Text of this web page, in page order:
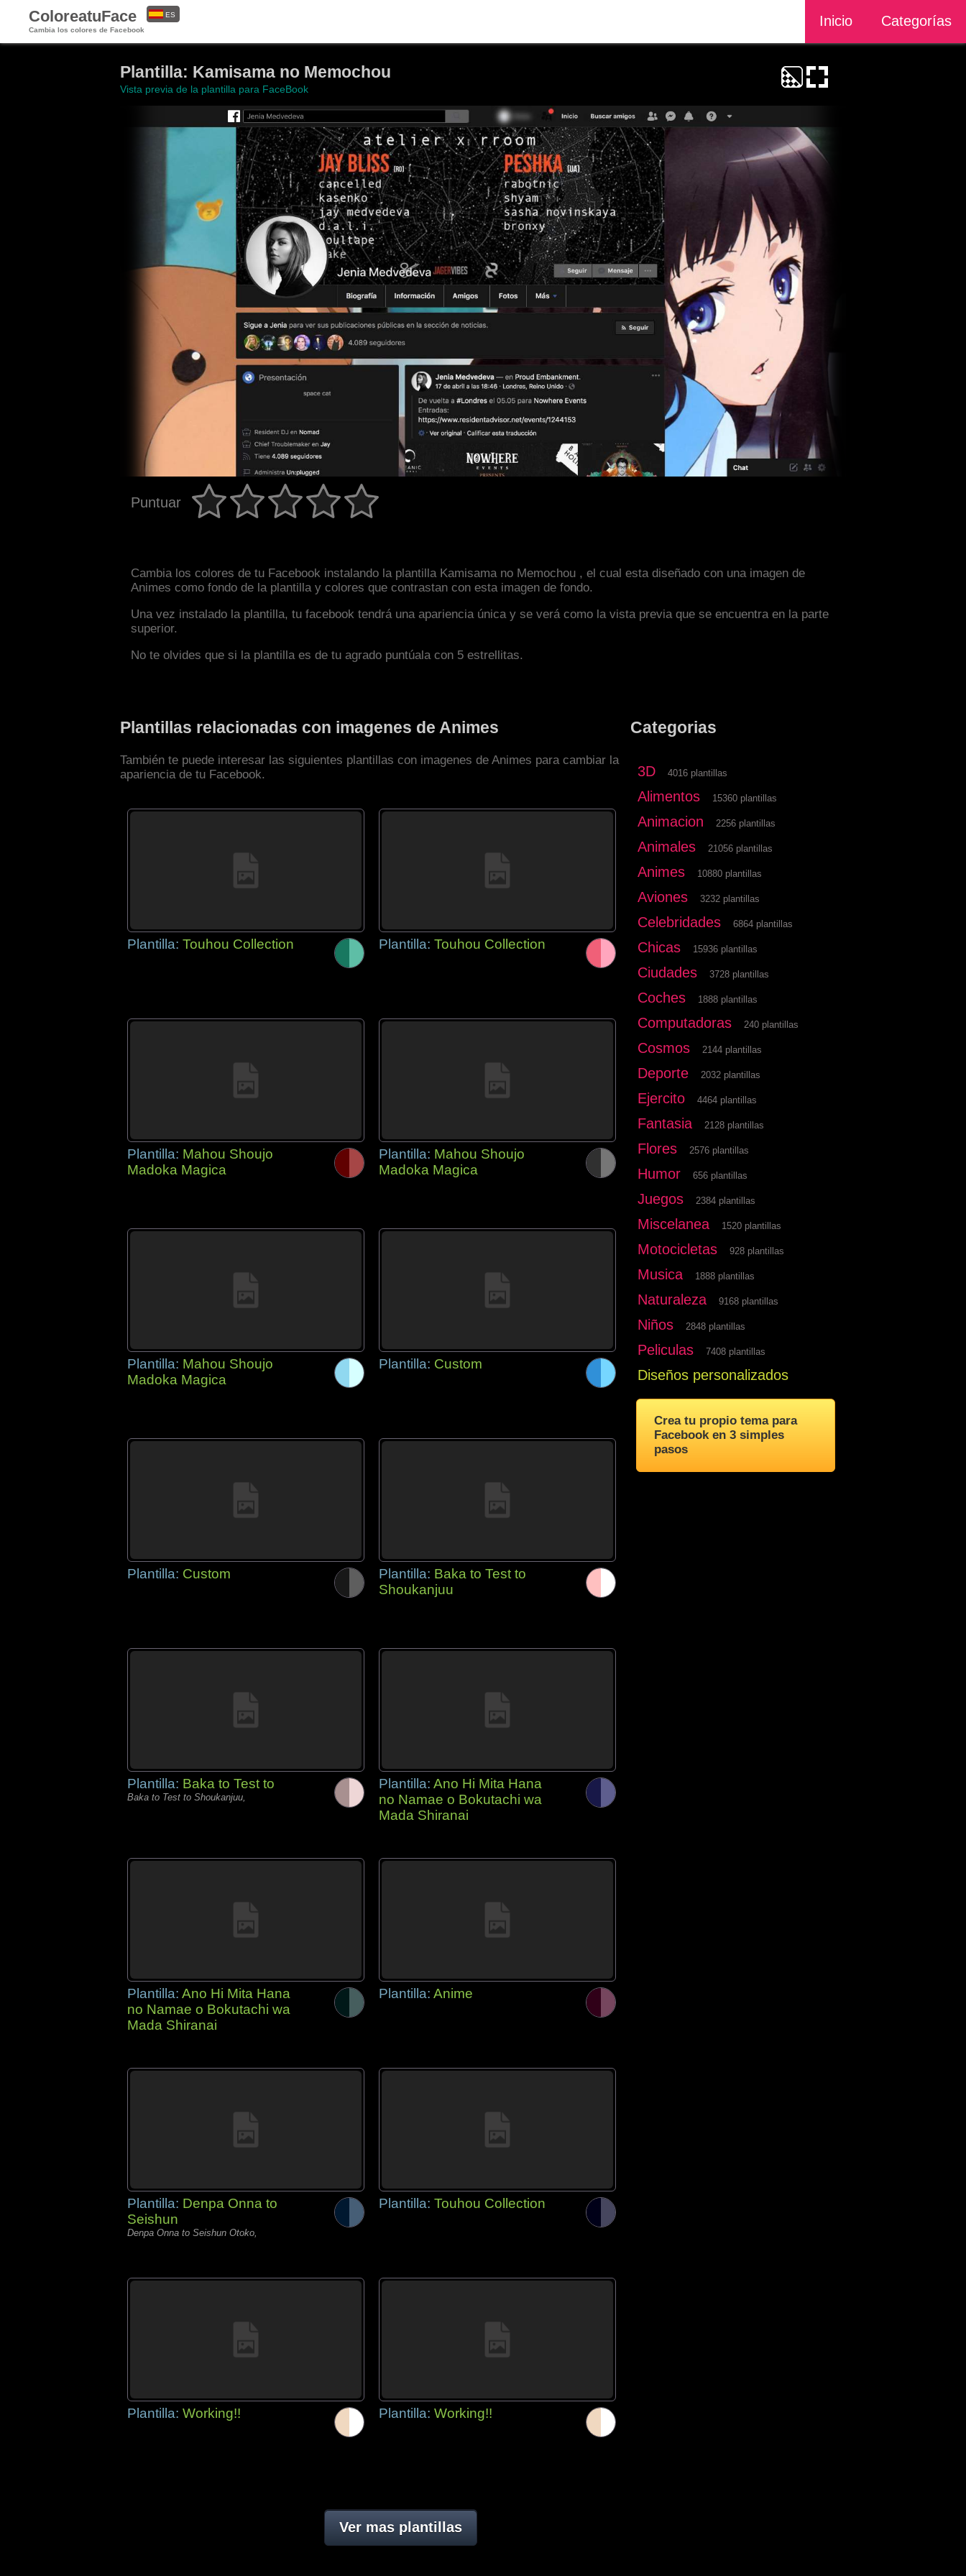
ColoreatuFace
Cambia los colores de Facebook
Inicio Categorías
ES
Plantilla: Kamisama no Memochou
Vista previa de la plantilla para FaceBook
Puntuar
Cambia los colores de tu Facebook instalando la plantilla Kamisama no Memochou , el cual esta diseñado con una imagen de
Animes como fondo de la plantilla y colores que contrastan con esta imagen de fondo.
Una vez instalado la plantilla, tu facebook tendrá una apariencia única y se verá como la vista previa que se encuentra en la parte
superior.
No te olvides que si la plantilla es de tu agrado puntúala con 5 estrellitas.
Plantillas relacionadas con imagenes de Animes
También te puede interesar las siguientes plantillas con imagenes de Animes para cambiar la
apariencia de tu Facebook.
Plantilla: Touhou Collection Plantilla: Touhou Collection
Plantilla: Mahou Shoujo
Madoka Magica
Plantilla: Mahou Shoujo
Madoka Magica
Plantilla: Mahou Shoujo
Madoka Magica
Plantilla: Custom
Plantilla: Custom Plantilla: Baka to Test to
Shoukanjuu
Plantilla: Baka to Test to
Baka to Test to Shoukanjuu,
Plantilla: Ano Hi Mita Hana
no Namae o Bokutachi wa
Mada Shiranai
Plantilla: Ano Hi Mita Hana
no Namae o Bokutachi wa
Mada Shiranai
Plantilla: Anime
Plantilla: Denpa Onna to
Seishun
Denpa Onna to Seishun Otoko,
Plantilla: Touhou Collection
Plantilla: Working!! Plantilla: Working!!
Ver mas plantillas
Categorias
3D 4016 plantillas
Alimentos 15360 plantillas
Animacion 2256 plantillas
Animales 21056 plantillas
Animes 10880 plantillas
Aviones 3232 plantillas
Celebridades 6864 plantillas
Chicas 15936 plantillas
Ciudades 3728 plantillas
Coches 1888 plantillas
Computadoras 240 plantillas
Cosmos 2144 plantillas
Deporte 2032 plantillas
Ejercito 4464 plantillas
Fantasia 2128 plantillas
Flores 2576 plantillas
Humor 656 plantillas
Juegos 2384 plantillas
Miscelanea 1520 plantillas
Motocicletas 928 plantillas
Musica 1888 plantillas
Naturaleza 9168 plantillas
Niños 2848 plantillas
Peliculas 7408 plantillas
Diseños personalizados
Crea tu propio tema para
Facebook en 3 simples
pasos